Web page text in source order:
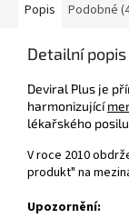
Popis Podobné
Detailní
Deviral Plus je
harmonizující
lékařského
V roce 2010
produkt" na
Upozornění: